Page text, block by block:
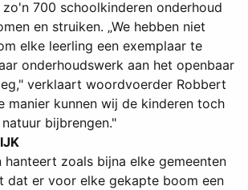
700 schoolkinderen onderhoud
en struiken. „We hebben niet
elke leerling een exemplaar te
onderhoudswerk aan het openbaar
verklaart woordvoerder Robbert
manier kunnen wij de kinderen toch
bijbrengen."
hanteert zoals bijna elke gemeenten
dat er voor elke gekapte boom een